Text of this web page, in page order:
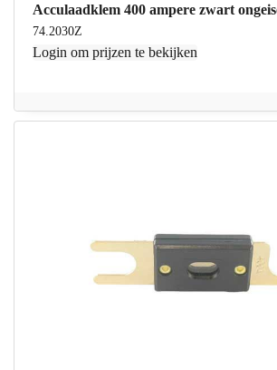
Acculaadklem 400 ampere zwart
74.2030Z
Login om prijzen te bekijken